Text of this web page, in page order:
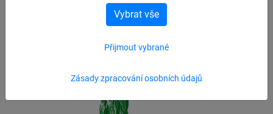
Zásady zpracování osobních údajů
Přijmout vybrané
Vybrat vše